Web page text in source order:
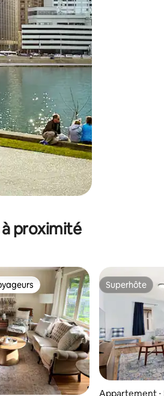
proximité
de 46 commentaires : 5 sur 5
les plus appréciés Superhôte
Superhôte
Appartement ⋅